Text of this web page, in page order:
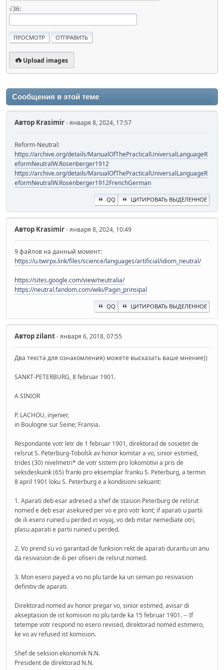
√36:
Upload images
Сообщения в этой теме
Автор Krasimir- января 8, 2024, 17:57
Reform-Neutral:
https://archive.org/details/ManualOfThePracticalUniversalLanguageR
eformNeutralW.Rosenberger1912
https://archive.org/details/ManualOfThePracticalUniversalLanguageR
eformNeutralW.Rosenberger1912FrenchGerman
QQ ЦИТИРОВАТЬ ВЫДЕЛЕННОЕ
Автор Krasimir- января 8, 2024, 10:49
9 файлов на данный момент:
https://u.twirpx.link/files/science/languages/artificial/idiom_neutral/
https://sites.google.com/view/neutralia/
https://neutral.fandom.com/wiki/Pagin_prinsipal
QQ ЦИТИРОВАТЬ ВЫДЕЛЕННОЕ
Авторzilant- января 6, 2018, 07:55
Два текста для ознакомления) можете высказать ваше мнение))
SANKT-PETERBURG, 8 februar 1901.
A SINIOR
P. LACHOU, injenier,
in Boulogne sur Seine; Fransia.
Respondante votr letr de 1 februar 1901, direktorad de sosietet de
relsrut S. Peterburg-Tobolsk av honor komitar a vo, sinior estimed,
trides (30) nivelmetri* de votr sistem pro lokomotivi a pris de
seksdeskuink (65) franki pro eksemplar franku S. Peterburg, a termin
8 april 1901 loku S. Peterburg e a kondisioni sekuant:
1. Aparati deb esar adresed a shef de stasion Peterburg de relsrut
nomed e deb esar asekured per vo e pro votr kont; if aparati u partii
de ili esero ruined u perded in voyaj, vo deb mitar nemediate otri,
plasu aparati e partii ruined u perded.
2. Vo prend su vo garantad de funksion rekt de aparati durantu un anu
da resivasion de ili per ofiseri de relsrut nomed.
3. Mon esero payed a vo no plu tarde ka un seman po resivasion
definitiv de aparati.
Direktorad nomed av honor pregar vo, sinior estimed, avisar di
akseptasion de ist komision no plu tarde ka 15 februar 1901. -- If
tetempe votr respond no esero revised, direktorad nomed estimero,
ke vo av refused ist komision.
Shef de seksion ekonomik N.N.
President de direktorad N.N.